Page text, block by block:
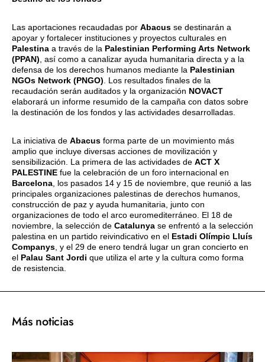
Las aportaciones recaudadas por Abacus se destinarán a
apoyar y fortalecer instituciones y proyectos culturales en
Palestina a través de la Palestinian Performing Arts Network
(PPAN) , así como a canalizar ayuda humanitaria directa y a la
defensa de los derechos humanos mediante la Palestinian
NGOs Network (PNGO) . Los resultados finales de la
recaudación serán auditados y la organización NOVACT
elaborará un informe resumido de la campaña con datos sobre
la destinación de los fondos y las actividades desarrolladas.
La iniciativa de Abacus forma parte de un movimiento más
amplio que incluye diversas acciones de movilización y
sensibilización. La primera de las actividades de ACT X
PALESTINE fue la celebración de un foro internacional en
Barcelona , los pasados 14 y 15 de noviembre, que reunió a las
principales organizaciones palestinas de derechos humanos,
construcción de paz y ayuda humanitaria, junto con
organizaciones de todo el arco euromediterráneo. El 18 de
noviembre, la selección de Catalunya se enfrentó a la selección
palestina en un partido reivindicativo en el Estadi Olímpic Lluís
Companys , y el 29 de enero tendrá lugar un gran concierto en
el Palau Sant Jordi que utiliza el arte y la cultura como forma
de resistencia.
Más noticias